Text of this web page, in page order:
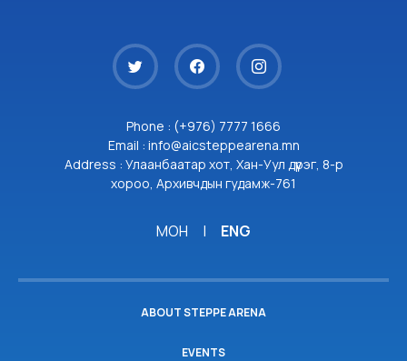
Phone : (+976) 7777 1666
Email : info@aicsteppearena.mn
Address : Улаанбаатар хот, Хан-Уул дүүрэг, 8-р
хороо, Архивчдын гудамж-761
МОН | ENG
ABOUT STEPPE ARENA
EVENTS